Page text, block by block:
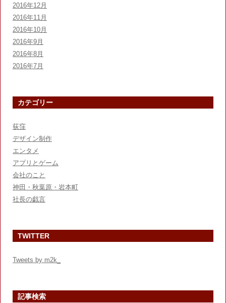
2016年12月
2016年11月
2016年10月
2016年9月
2016年8月
2016年7月
カテゴリー
荻窪
デザイン制作
エンタメ
アプリとゲーム
会社のこと
神田・秋葉原・岩本町
社長の戯言
TWITTER
Tweets by m2k_
記事検索